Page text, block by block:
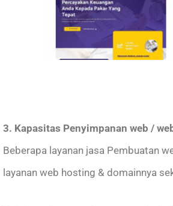
3. Kapasitas Penyimpanan web /
Beberapa layanan jasa Pembuatan
layanan web hosting & domainnya